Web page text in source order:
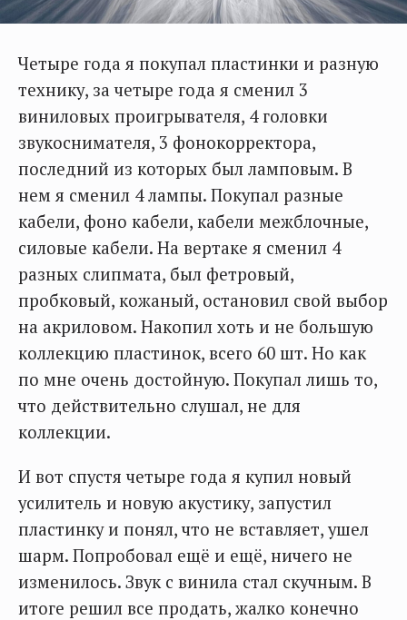
Четыре года я покупал пластинки и разную
технику, за четыре года я сменил 3
виниловых проигрывателя, 4 головки
звукоснимателя, 3 фонокорректора,
последний из которых был ламповым. В
нем я сменил 4 лампы. Покупал разные
кабели, фоно кабели, кабели межблочные,
силовые кабели. На вертаке я сменил 4
разных слипмата, был фетровый,
пробковый, кожаный, остановил свой выбор
на акриловом. Накопил хоть и не большую
коллекцию пластинок, всего 60 шт. Но как
по мне очень достойную. Покупал лишь то,
что действительно слушал, не для
коллекции.
И вот спустя четыре года я купил новый
усилитель и новую акустику, запустил
пластинку и понял, что не вставляет, ушел
шарм. Попробовал ещё и ещё, ничего не
изменилось. Звук с винила стал скучным. В
итоге решил все продать, жалко конечно